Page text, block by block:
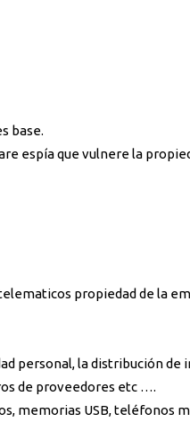
base.
espía que vulnere la
propiedad de la
personal, la distribución de
de proveedores etc ….
memorias USB, teléfonos